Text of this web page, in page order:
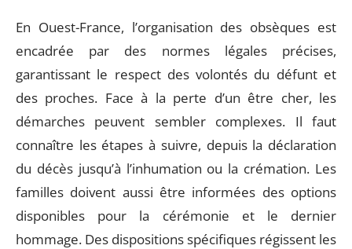
En Ouest-France, l’organisation des obsèques est
encadrée par des normes légales précises,
garantissant le respect des volontés du défunt et
des proches. Face à la perte d’un être cher, les
démarches peuvent sembler complexes. Il faut
connaître les étapes à suivre, depuis la déclaration
du décès jusqu’à l’inhumation ou la crémation. Les
familles doivent aussi être informées des options
disponibles pour la cérémonie et le dernier
hommage. Des dispositions spécifiques régissent les